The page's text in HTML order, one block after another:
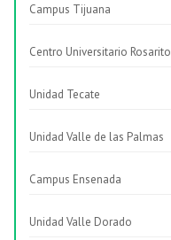
Campus Tijuana
Centro Universitario Rosarito
Unidad Tecate
Unidad Valle de las Palmas
Campus Ensenada
Unidad Valle Dorado